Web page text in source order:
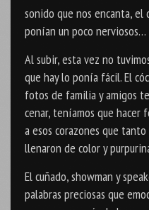
sonido que nos encanta,
ponían un poco nerviosos…
Al subir, esta vez no
que hay lo ponía fácil. El
fotos de familia y amigos
cenar, teníamos que
a esos corazones que
llenaron de color y
El cuñado, showman y
palabras preciosas que